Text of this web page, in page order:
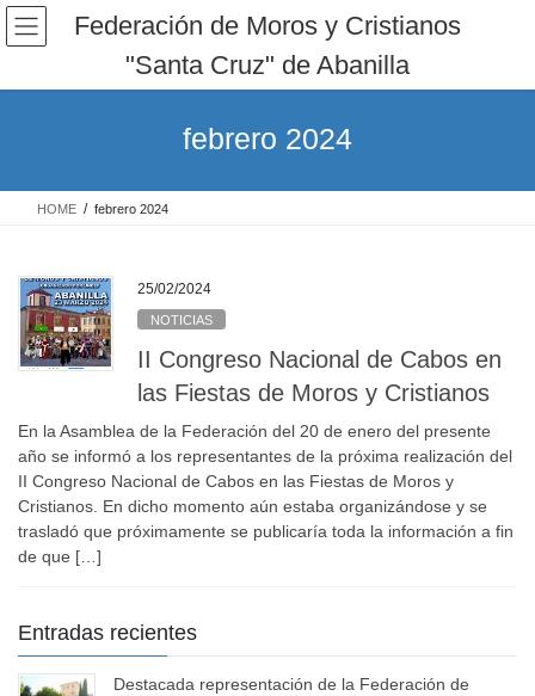
Saltar
Saltar
navegación
Federación de Moros y Cristianos
"Santa Cruz" de Abanilla
febrero 2024
HOME febrero 2024
25/02/2024
NOTICIAS
II Congreso Nacional de Cabos en
las Fiestas de Moros y Cristianos
En la Asamblea de la Federación del 20 de enero del presente
año se informó a los representantes de la próxima realización del
II Congreso Nacional de Cabos en las Fiestas de Moros y
Cristianos. En dicho momento aún estaba organizándose y se
trasladó que próximamente se publicaría toda la información a fin
de que […]
Entradas recientes
Destacada representación de la Federación de